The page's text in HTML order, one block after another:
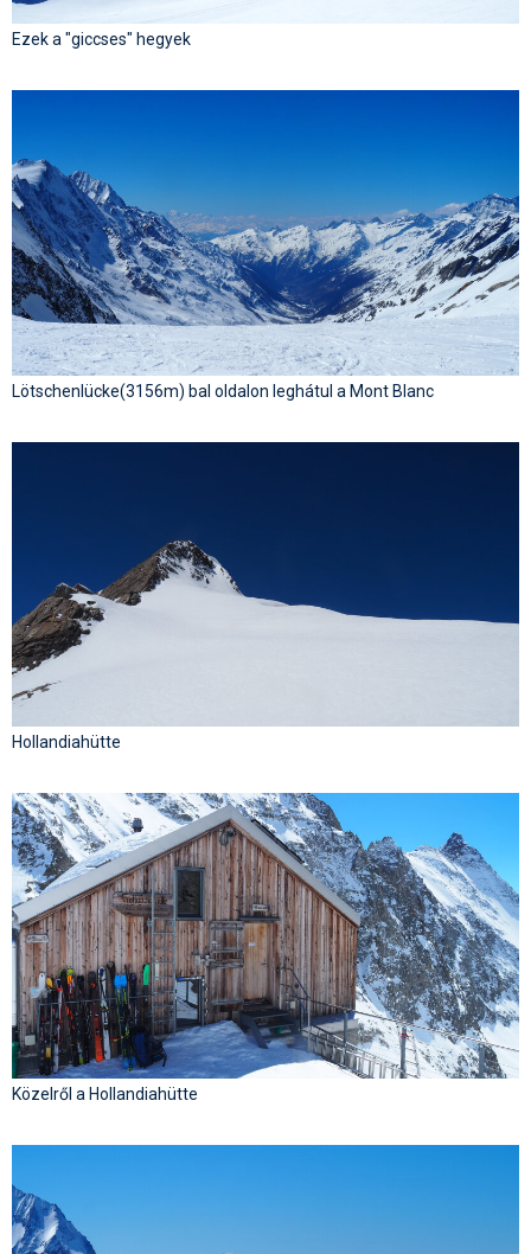
Ezek a "giccses" hegyek
Lötschenlücke(3156m) bal oldalon leghátul a Mont Blanc
Hollandiahütte
Közelről a Hollandiahütte